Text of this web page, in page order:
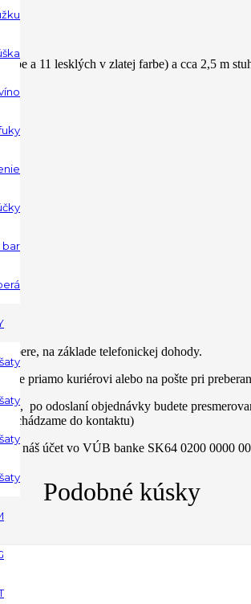
bar
a 11 lesklých v zlatej farbe) a cca 2,5 m
odbere, na základe telefonickej dohody.
priamo kuriérovi alebo na pošte pri
po odoslaní objednávky budete
do kontaktu)
na náš účet vo VÚB banke SK64 0200 0000
Podobné kúsky